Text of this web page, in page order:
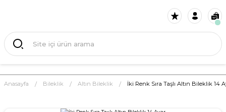
Anasayfa Bileklik Altın Bileklik İki Renk Sıra Taşlı Altın Bileklik 14